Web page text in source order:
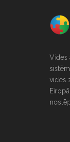
Vides
vides